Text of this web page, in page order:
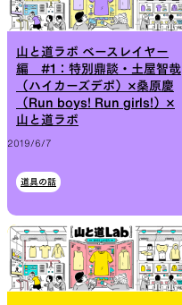
山と道ラボ ベースレイヤー
編 #1：特別鼎談・土屋智哉
（ハイカーズデポ）×桑原慶
（Run boys! Run girls!）×
山と道ラボ
2019/6/7
道具の話